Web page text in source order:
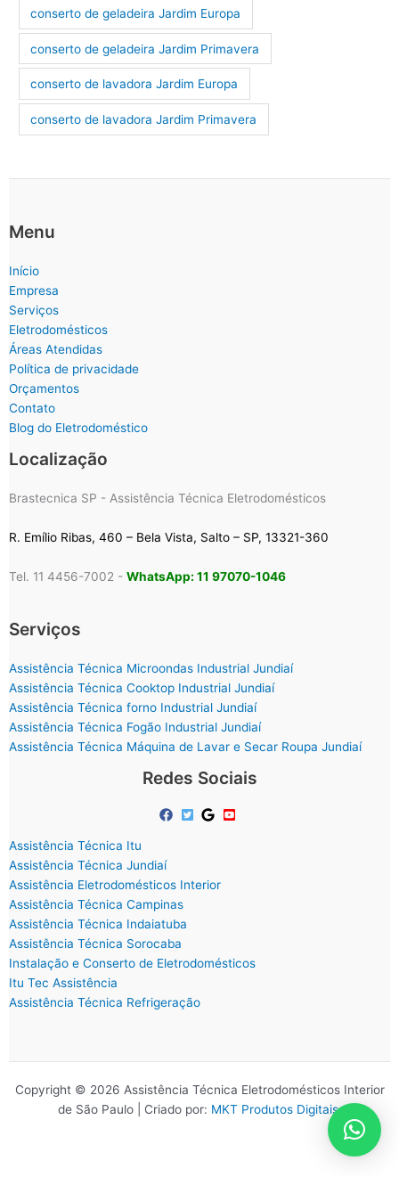
conserto de geladeira Jardim Europa
conserto de geladeira Jardim Primavera
conserto de lavadora Jardim Europa
conserto de lavadora Jardim Primavera
Menu
Início
Empresa
Serviços
Eletrodomésticos
Áreas Atendidas
Política de privacidade
Orçamentos
Contato
Blog do Eletrodoméstico
Localização
Brastecnica SP - Assistência Técnica Eletrodomésticos
R. Emílio Ribas, 460 – Bela Vista, Salto – SP, 13321-360
Tel. 11 4456-7002 - WhatsApp: 11 97070-1046
Serviços
Assistência Técnica Microondas Industrial Jundiaí
Assistência Técnica Cooktop Industrial Jundiaí
Assistência Técnica forno Industrial Jundiaí
Assistência Técnica Fogão Industrial Jundiaí
Assistência Técnica Máquina de Lavar e Secar Roupa Jundiaí
Redes Sociais
Assistência Técnica Itu
Assistência Técnica Jundiaí
Assistência Eletrodomésticos Interior
Assistência Técnica Campinas
Assistência Técnica Indaiatuba
Assistência Técnica Sorocaba
Instalação e Conserto de Eletrodomésticos
Itu Tec Assistência
Assistência Técnica Refrigeração
Copyright © 2026 Assistência Técnica Eletrodomésticos Interior
de São Paulo | Criado por: MKT Produtos Digitais.